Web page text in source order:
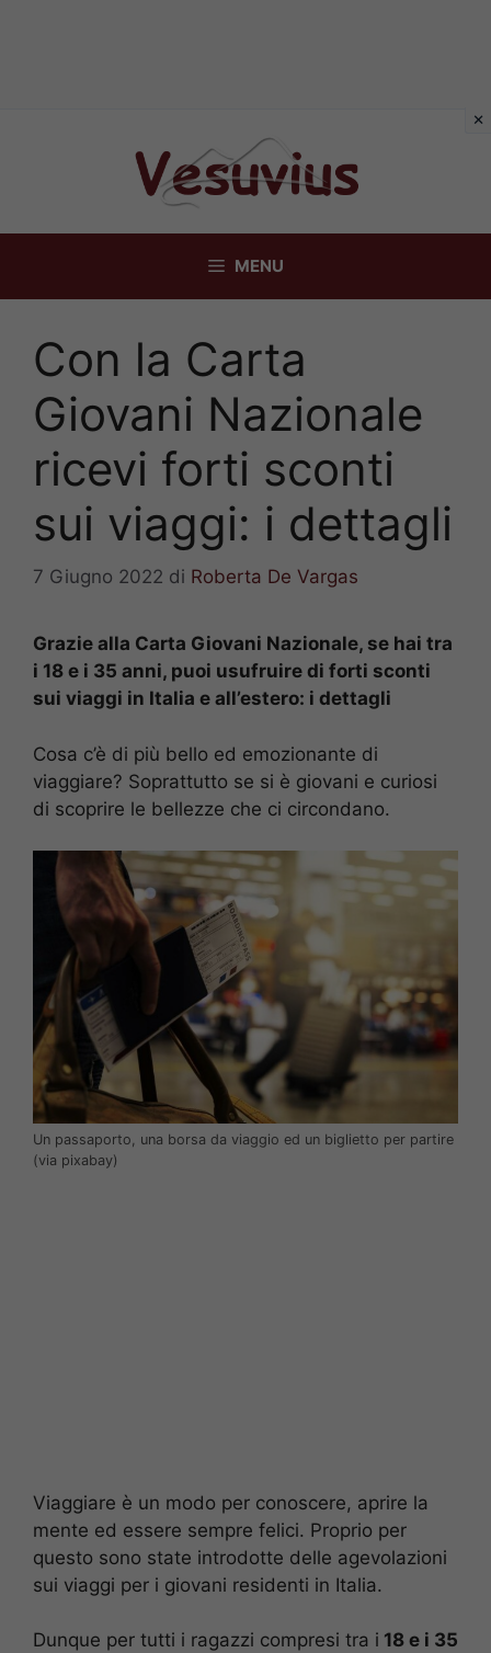
MENU
Con la Carta
Giovani Nazionale
ricevi forti sconti
sui viaggi: i dettagli
7 Giugno 2022 di Roberta De Vargas
Grazie alla Carta Giovani Nazionale, se hai tra
i 18 e i 35 anni, puoi usufruire di forti sconti
sui viaggi in Italia e all’estero: i dettagli
Cosa c’è di più bello ed emozionante di
viaggiare? Soprattutto se si è giovani e curiosi
di scoprire le bellezze che ci circondano.
Un passaporto, una borsa da viaggio ed un biglietto per partire
(via pixabay)
Viaggiare è un modo per conoscere, aprire la
mente ed essere sempre felici. Proprio per
questo sono state introdotte delle agevolazioni
sui viaggi per i giovani residenti in Italia.
Dunque per tutti i ragazzi compresi tra i 18 e i 35